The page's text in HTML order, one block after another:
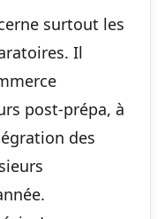
surtout les
Il
post-prépa, à
des